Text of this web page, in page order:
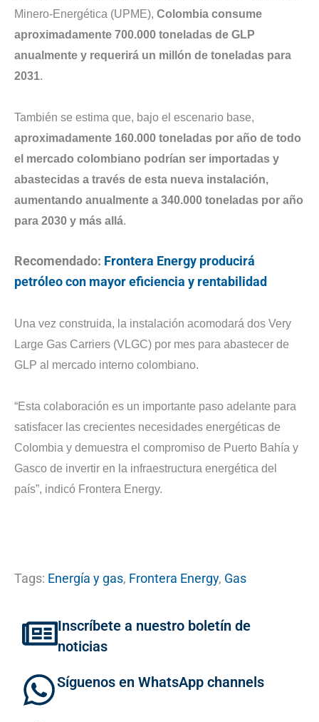
Minero-Energética (UPME), Colombia consume
aproximadamente 700.000 toneladas de GLP
anualmente y requerirá un millón de toneladas para
2031.
También se estima que, bajo el escenario base,
aproximadamente 160.000 toneladas por año de todo
el mercado colombiano podrían ser importadas y
abastecidas a través de esta nueva instalación,
aumentando anualmente a 340.000 toneladas por año
para 2030 y más allá.
Recomendado: Frontera Energy producirá
petróleo con mayor eficiencia y rentabilidad
Una vez construida, la instalación acomodará dos Very
Large Gas Carriers (VLGC) por mes para abastecer de
GLP al mercado interno colombiano.
“Esta colaboración es un importante paso adelante para
satisfacer las crecientes necesidades energéticas de
Colombia y demuestra el compromiso de Puerto Bahía y
Gasco de invertir en la infraestructura energética del
país”, indicó Frontera Energy.
Tags: Energía y gas, Frontera Energy, Gas
Inscríbete a nuestro boletín de
noticias
Síguenos en WhatsApp channels